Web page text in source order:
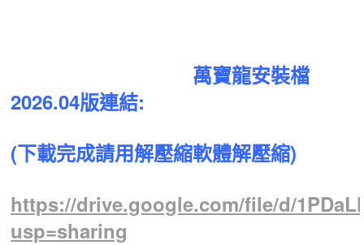
萬寶龍安裝檔
2026.04版連結:
(下載完成請用解壓縮軟體解壓縮)
https://drive.google.com/file/d/
usp=sharing